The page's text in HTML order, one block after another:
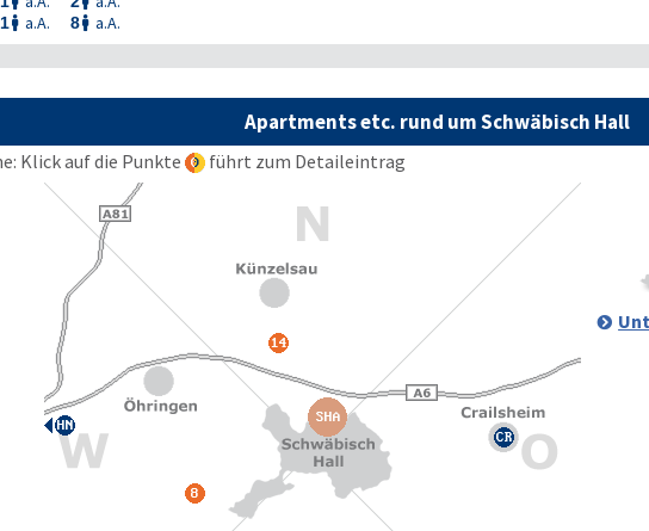
1 a.A. 8 a.A.
Apartments etc. rund um Schwäbisch Hall
Klick auf die Punkte führt zum Detaileintrag